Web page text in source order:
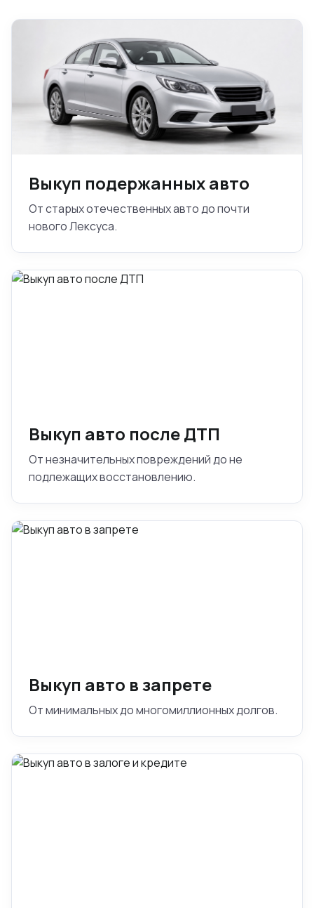
Выкуп подержанных авто
От старых отечественных авто до почти
нового Лексуса.
Выкуп авто после ДТП
От незначительных повреждений до не
подлежащих восстановлению.
Выкуп авто в запрете
От минимальных до многомиллионных долгов.